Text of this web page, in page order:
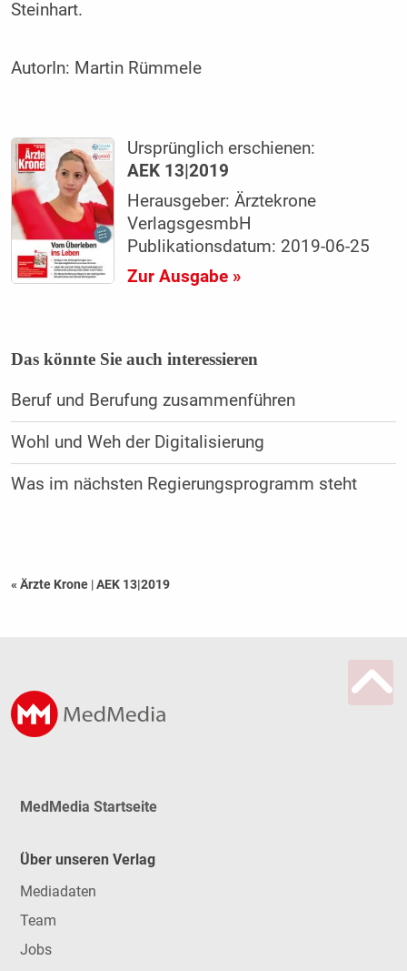
Steinhart.
AutorIn: Martin Rümmele
Ursprünglich erschienen:
AEK 13|2019
Herausgeber: Ärztekrone
VerlagsgesmbH
Publikationsdatum: 2019-06-25
Zur Ausgabe »
Das könnte Sie auch interessieren
Beruf und Berufung zusammenführen
Wohl und Weh der Digitalisierung
Was im nächsten Regierungsprogramm steht
« Ärzte Krone |AEK 13|2019
MedMedia Startseite
Über unseren Verlag
Mediadaten
Team
Jobs